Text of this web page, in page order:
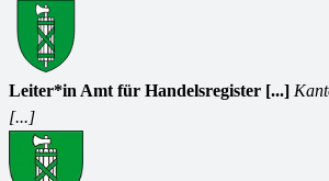
Leiter*in Amt für Handelsregister [...]
[...]